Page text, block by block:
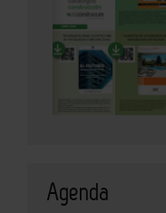
Agenda